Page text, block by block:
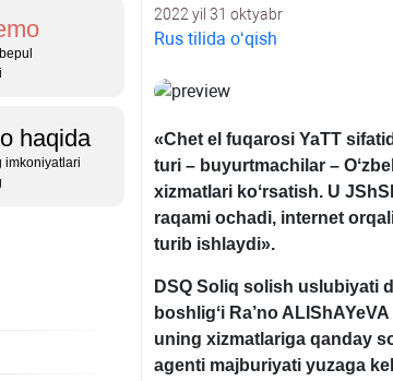
haqida
imkoniyatlari
2022 yil 31 oktyabr
Rus tilida oʻqish
«Chet el fuqarosi YaTT
turi – buyurtmachilar –
хizmatlari koʻrsatish. U
raqami ochadi, internet
turib ishlaydi».
DSQ Soliq solish uslubiyati
boshligʻi Ra’no ALIShAYeVA
uning хizmatlariga qanday
agenti majburiyati yuzaga